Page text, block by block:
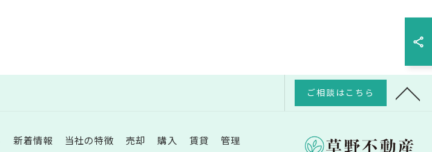
ご相談はこちら
新着情報 当社の特徴 売却 購入 賃貸 管理